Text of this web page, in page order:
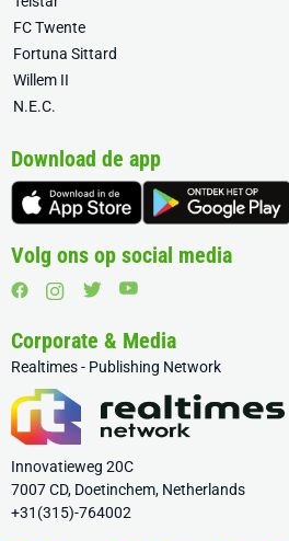
FC Twente
Fortuna Sittard
Willem II
N.E.C.
Download de app
Volg ons op social media
Corporate & Media
Realtimes - Publishing Network
Innovatieweg 20C
7007 CD, Doetinchem, Netherlands
+31(315)-764002